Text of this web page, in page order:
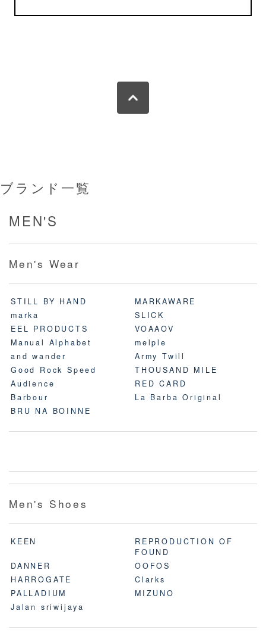
ブランド一覧
MEN'S
Men's Wear
STILL BY HAND
MARKAWARE
marka
SLICK
EEL PRODUCTS
VOAAOV
Manual Alphabet
melple
and wander
Army Twill
Good Rock Speed
THOUSAND MILE
Audience
RED CARD
Barbour
La Barba Original
BRU NA BOINNE
Men's Shoes
KEEN
REPRODUCTION OF
FOUND
DANNER
OOFOS
HARROGATE
Clarks
PALLADIUM
MIZUNO
Jalan sriwijaya